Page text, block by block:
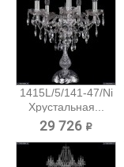
1415L/5/141-47/Ni
Хрустальная...
29 726 ₽